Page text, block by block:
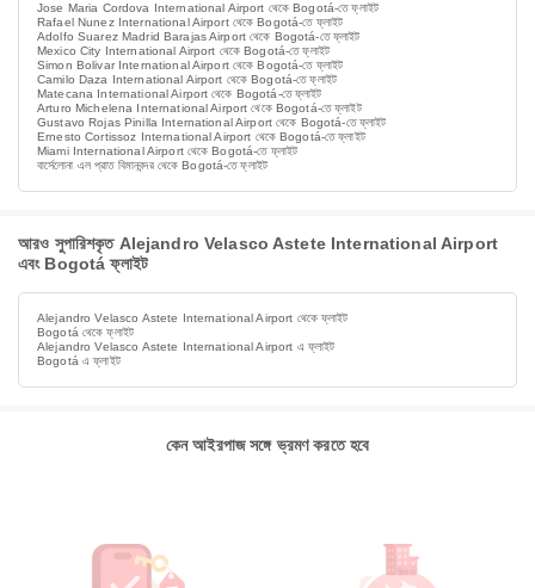
Jose Maria Cordova International Airport থেকে Bogotá-তে ফ্লাইট
Rafael Nunez International Airport থেকে Bogotá-তে ফ্লাইট
Adolfo Suarez Madrid Barajas Airport থেকে Bogotá-তে ফ্লাইট
Mexico City International Airport থেকে Bogotá-তে ফ্লাইট
Simon Bolivar International Airport থেকে Bogotá-তে ফ্লাইট
Camilo Daza International Airport থেকে Bogotá-তে ফ্লাইট
Matecana International Airport থেকে Bogotá-তে ফ্লাইট
Arturo Michelena International Airport থেকে Bogotá-তে ফ্লাইট
Gustavo Rojas Pinilla International Airport থেকে Bogotá-তে ফ্লাইট
Ernesto Cortissoz International Airport থেকে Bogotá-তে ফ্লাইট
Miami International Airport থেকে Bogotá-তে ফ্লাইট
বার্সেলোনা এল প্রাত বিমানবন্দর থেকে Bogotá-তে ফ্লাইট
আরও সুপারিশকৃত Alejandro Velasco Astete International Airport
এবং Bogotá ফ্লাইট
Alejandro Velasco Astete International Airport থেকে ফ্লাইট
Bogotá থেকে ফ্লাইট
Alejandro Velasco Astete International Airport এ ফ্লাইট
Bogotá এ ফ্লাইট
কেন আইরপাজ সঙ্গে ভ্রমণ করতে হবে